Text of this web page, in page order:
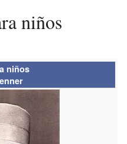
niños
niños